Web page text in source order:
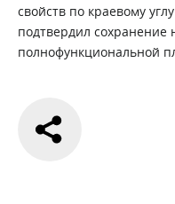
свойств по краевому
подтвердил
полнофункциональной